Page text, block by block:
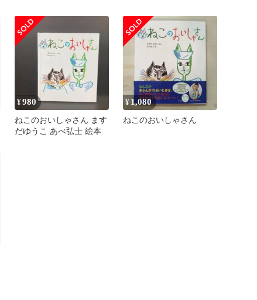
¥980
ねこのおいしゃさん ます
だゆうこ あべ弘士 絵本
¥ 1,080
ねこのおいしゃさん